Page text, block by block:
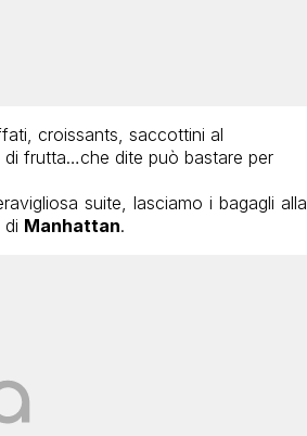
croissants, saccottini al
frutta…che dite può bastare per
suite, lasciamo i bagagli alla
Manhattan.